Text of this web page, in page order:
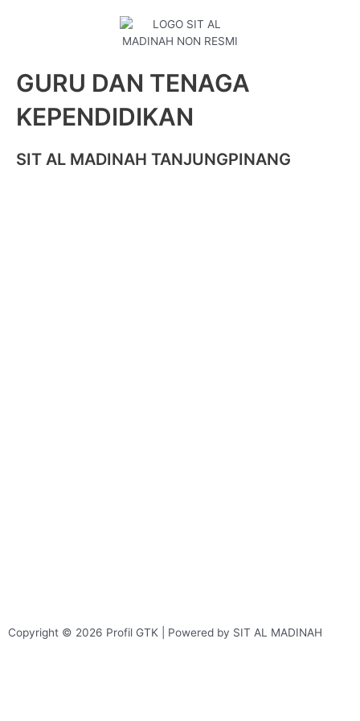
GURU DAN TENAGA
KEPENDIDIKAN
SIT AL MADINAH TANJUNGPINANG
Copyright © 2026 Profil GTK | Powered by SIT AL MADINAH